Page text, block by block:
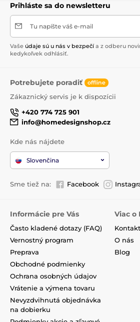
Prihláste sa do newsletteru
Tu napíšte váš e-mail
Vaše údaje sú u nás v bezpečí a z odberu
kedykoľvek odhlásiť.
Potrebujete poradiť offline
Zákaznický servis je k dispozícii
+420 774 725 901
info@homedesignshop.cz
Kde nás nájdete
Slovenčina
Sme tiež na: Facebook
Informácie pre Vás
Často kladené dotazy (FAQ)
Vernostný program
Preprava
Obchodné podmienky
Ochrana osobných údajov
Vrátenie a výmena tovaru
Nevyzdvihnutá objednávka
na dobierku
Viac o
Kontakt
O nás
Blog